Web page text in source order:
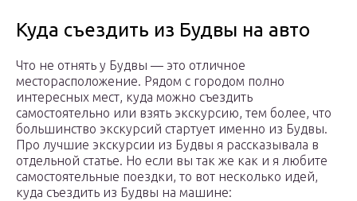
Куда съездить из Будвы на авто
Что не отнять у Будвы — это отличное
месторасположение. Рядом с городом полно
интересных мест, куда можно съездить
самостоятельно или взять экскурсию, тем более, что
большинство экскурсий стартует именно из Будвы.
Про лучшие экскурсии из Будвы я рассказывала в
отдельной статье. Но если вы так же как и я любите
самостоятельные поездки, то вот несколько идей,
куда съездить из Будвы на машине: